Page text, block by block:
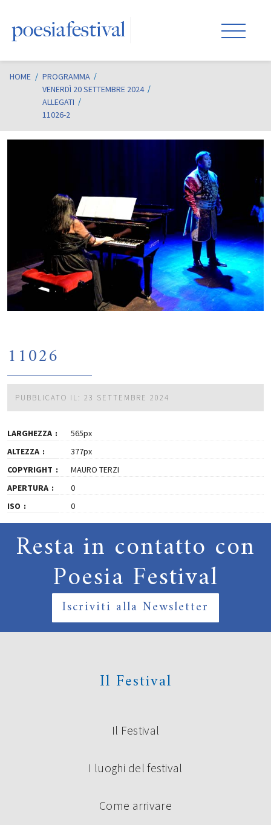
HOME / PROGRAMMA
VENERDÌ 20 SETTEMBRE 2024
ALLEGATI
11026-2
11026
PUBBLICATO IL: 23 SETTEMBRE 2024
LARGHEZZA
565px
ALTEZZA
377px
COPYRIGHT
MAURO TERZI
APERTURA
0
ISO
0
Resta in contatto con
Poesia Festival
Iscriviti alla Newsletter
Il Festival
Il Festival
I luoghi del festival
Come arrivare